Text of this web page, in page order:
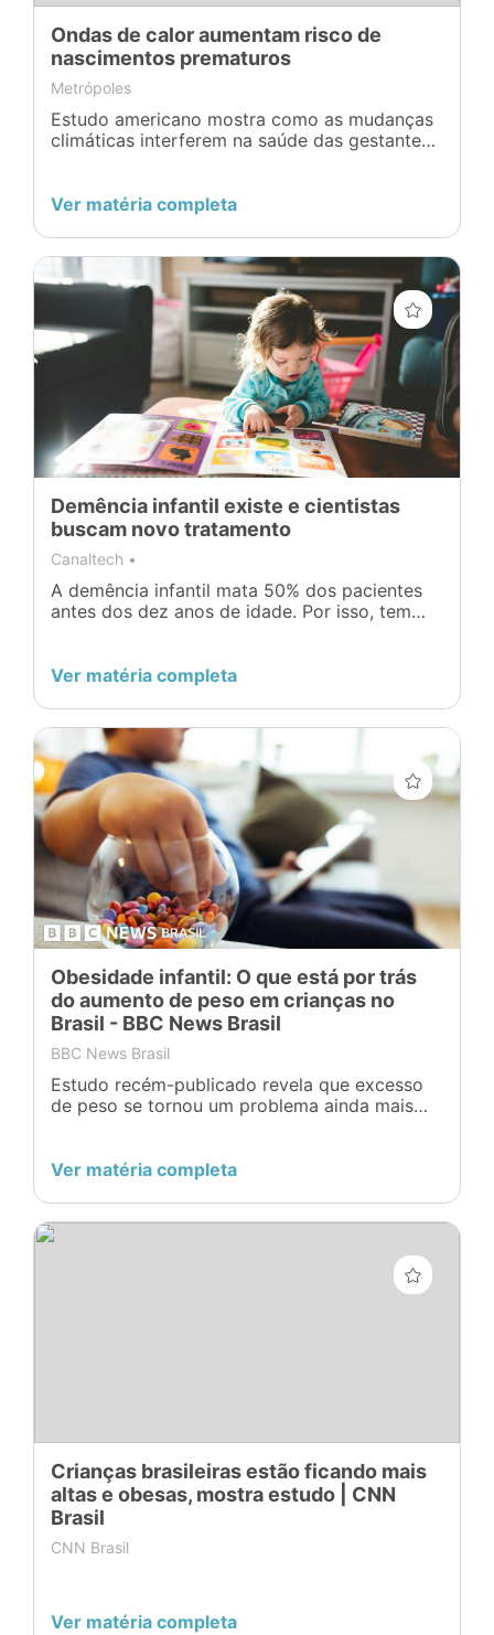
Ondas de calor aumentam risco de
nascimentos prematuros
Metrópoles
Estudo americano mostra como as mudanças
climáticas interferem na saúde das gestantes
Ver matéria completa
Demência infantil existe e cientistas
buscam novo tratamento
Canaltech •
A demência infantil mata 50% dos pacientes
antes dos dez anos de idade. Por isso, tem
Ver matéria completa
Obesidade infantil: O que está por trás
do aumento de peso em crianças no
Brasil - BBC News Brasil
BBC News Brasil
Estudo recém-publicado revela que excesso
de peso se tornou um problema ainda mais
fenômeno — e quais são as saídas para
Ver matéria completa
Crianças brasileiras estão ficando mais
altas e obesas, mostra estudo | CNN
Brasil
CNN Brasil
Ver matéria completa